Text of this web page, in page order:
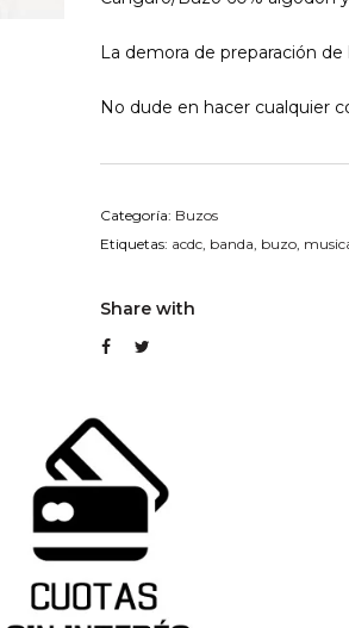
La demora de preparación
No dude en hacer cualquier
Categoría: Buzos
Etiquetas: acdc, banda, buzo,
Share with